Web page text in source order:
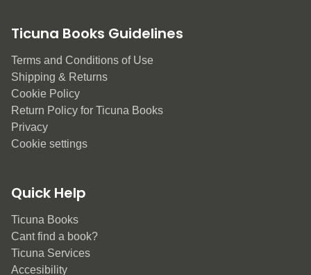
Ticuna Books Guidelines
Terms and Conditions of Use
Shipping & Returns
Cookie Policy
Return Policy for Ticuna Books
Privacy
Cookie settings
Quick Help
Ticuna Books
Cant find a book?
Ticuna Services
Accesibility